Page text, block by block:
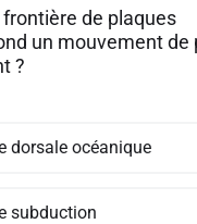
de plaques
un mouvement de
?
dorsale océanique
subduction